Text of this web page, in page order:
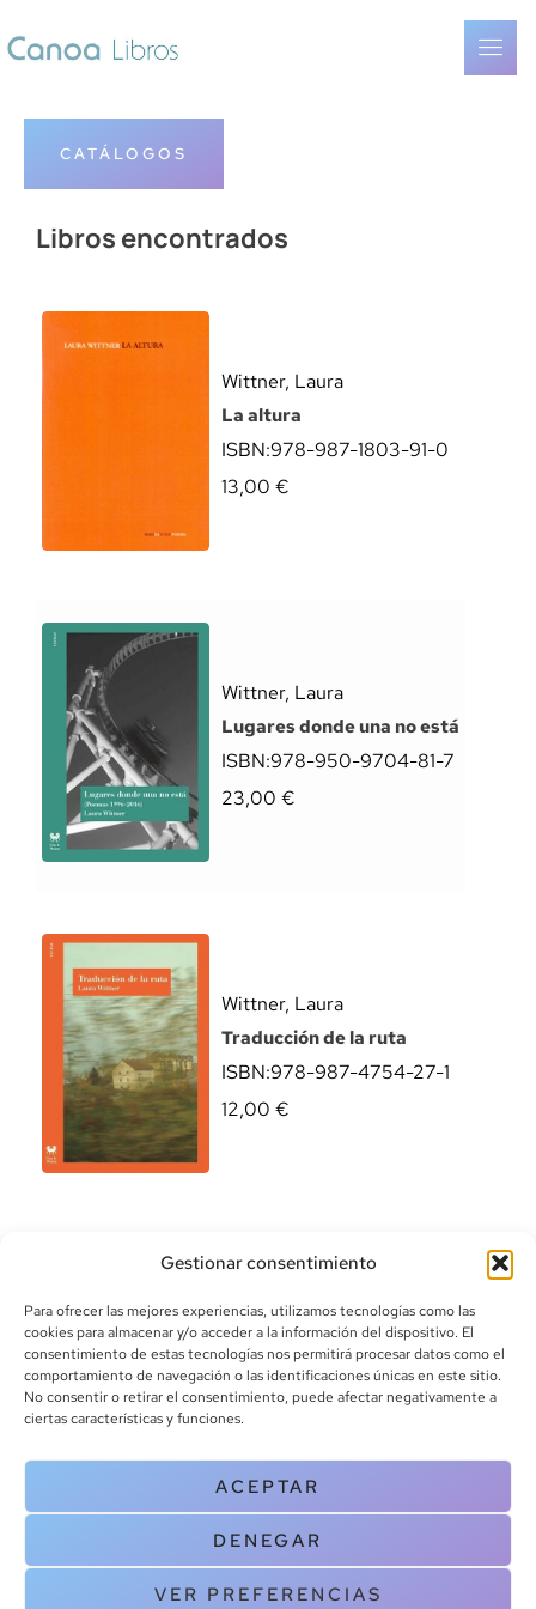
Gestionar consentimiento
Para ofrecer las mejores experiencias, utilizamos tecnologías como las
cookies para almacenar y/o acceder a la información del dispositivo. El
consentimiento de estas tecnologías nos permitirá procesar datos como el
comportamiento de navegación o las identificaciones únicas en este sitio.
No consentir o retirar el consentimiento, puede afectar negativamente a
ciertas características y funciones.
ACEPTAR
DENEGAR
VER PREFERENCIAS
CATÁLOGOS
Libros encontrados
Wittner, Laura
La altura
ISBN:978-987-1803-91-0
13,00 €
Wittner, Laura
Lugares donde una no está
ISBN:978-950-9704-81-7
23,00 €
Wittner, Laura
Traducción de la ruta
ISBN:978-987-4754-27-1
12,00 €
info@canoalibros.com
pedidos@canoalibros.com
CONTACTO
Copyright © 2025 Canoa Libros. All Rights Reserved |
cookies|Política de privacidad|Terminos y condiciones| Aviso legal
| Contacto